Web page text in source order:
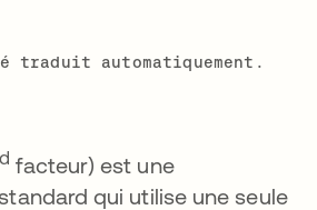
automatiquement.
facteur) est une
qui utilise une seule